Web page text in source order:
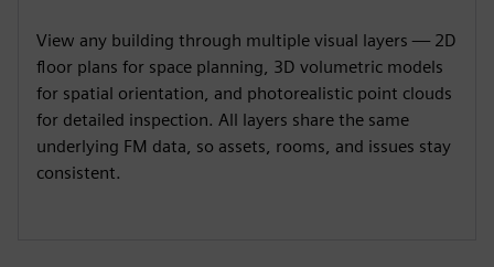
View any building through multiple visual layers — 2D
floor plans for space planning, 3D volumetric models
for spatial orientation, and photorealistic point clouds
for detailed inspection. All layers share the same
underlying FM data, so assets, rooms, and issues stay
consistent.